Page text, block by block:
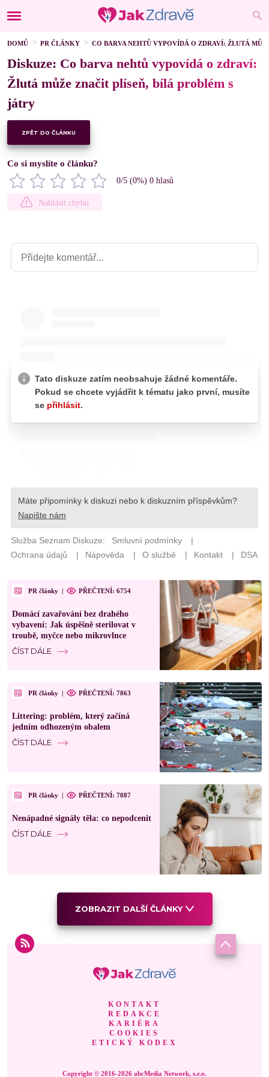
DOMŮ PR ČLÁNKY CO BARVA NEHTŮ VYPOVÍDÁ O ZDRAVÍ: ŽLUTÁ
Diskuze: Co barva nehtů vypovídá o zdraví:
Žlutá může značit plíseň, bílá problém s
játry
ZPĚT DO ČLÁNKU
Co si myslíte o článku?
0/5 (0%) 0 hlasů
Nahlásit chybu
PR články | PŘEČTENÍ: 6754
Domácí zavařování bez drahého
vybavení: Jak úspěšně sterilovat v
troubě, myčce nebo mikrovlnce
ČÍST DÁLE
PR články | PŘEČTENÍ: 7863
Littering: problém, který začíná
jedním odhozeným obalem
ČÍST DÁLE
PR články | PŘEČTENÍ: 7087
Nenápadné signály těla: co nepodcenit
ČÍST DÁLE
ZOBRAZIT DALŠÍ ČLÁNKY
KONTAKT
REDAKCE
KARIÉRA
COOKIES
ETICKÝ KODEX
Copyright © 2016-2026 abcMedia Network, s.r.o.